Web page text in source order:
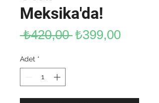
Meksika'da!
₺420,00 Normal
₺399,00İndirimli
Adet *